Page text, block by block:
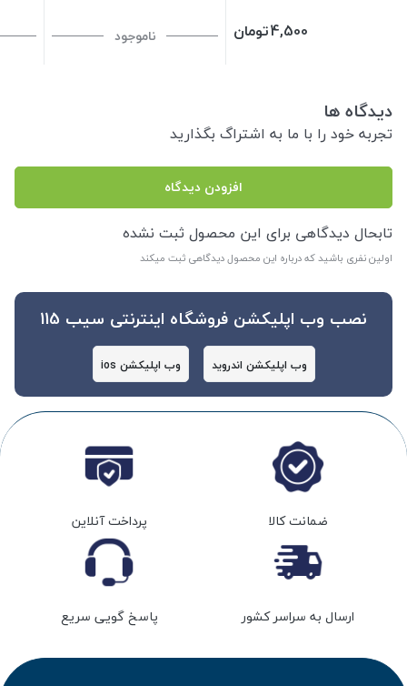
4,500تومان ناموجود
دیدگاه ها
تجربه خود را با ما به اشتراگ بگذارید
افزودن دیدگاه
تابحال دیدگاهی برای این محصول ثبت نشده
اولین نفری باشید که درباره این محصول دیدگاهی ثبت میکند
نصب وب اپلیکشن فروشگاه اینترنتی سیب 115
وب اپلیکشن اندروید وب اپلیکشن ios
ضمانت کالا پرداخت آنلاین
ارسال به سراسر کشور پاسخ گویی سریع